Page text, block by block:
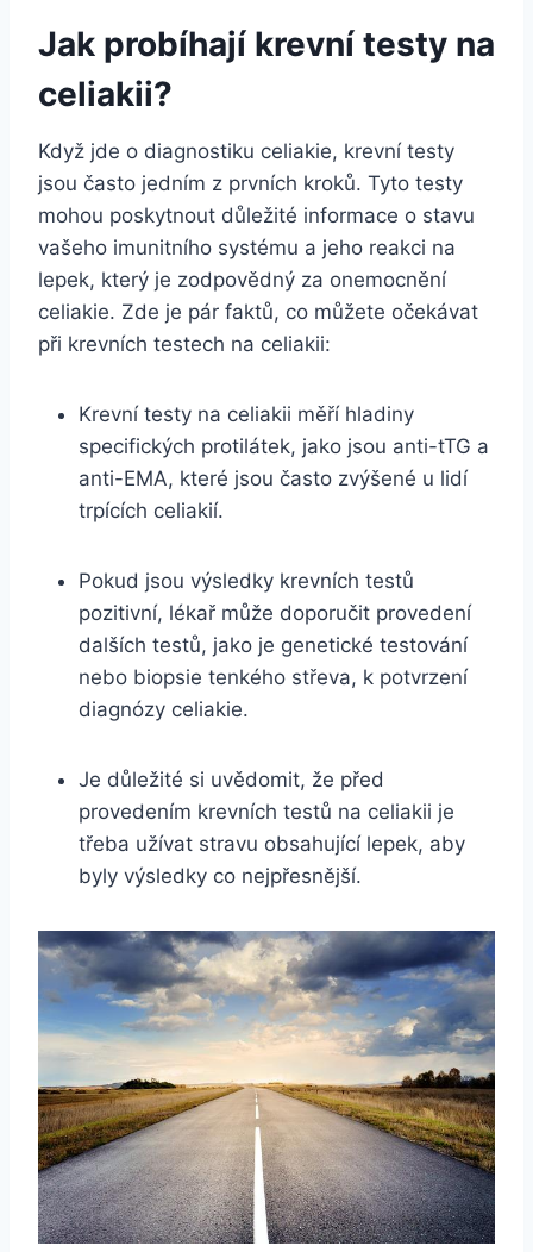
Jak probíhají krevní testy na
celiakii?
Když jde o diagnostiku celiakie, krevní testy
jsou často jedním z prvních kroků. Tyto testy
mohou poskytnout důležité informace o stavu
vašeho imunitního systému a jeho reakci na
lepek, který je zodpovědný za onemocnění
celiakie. Zde je pár faktů, co můžete očekávat
při krevních testech na celiakii:
Krevní testy na celiakii měří hladiny
specifických protilátek, jako jsou anti-tTG a
anti-EMA, které jsou často zvýšené u lidí
trpících celiakií.
Pokud jsou výsledky krevních testů
pozitivní, lékař může doporučit provedení
dalších testů, jako je genetické testování
nebo biopsie tenkého střeva, k potvrzení
diagnózy celiakie.
Je důležité si uvědomit, že před
provedením krevních testů na celiakii je
třeba užívat stravu obsahující lepek, aby
byly výsledky co nejpřesnější.